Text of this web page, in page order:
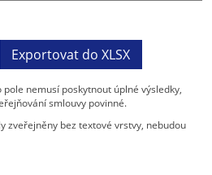
nemusí poskytnout úplné výsledky,
smlouvy povinné.
zveřejněny bez textové vrstvy, nebudou